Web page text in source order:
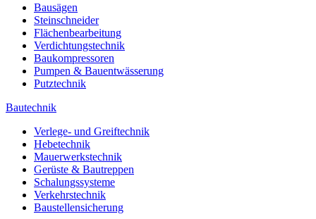
Bausägen
Steinschneider
Flächenbearbeitung
Verdichtungstechnik
Baukompressoren
Pumpen & Bauentwässerung
Putztechnik
Bautechnik
Verlege- und Greiftechnik
Hebetechnik
Mauerwerkstechnik
Gerüste & Bautreppen
Schalungssysteme
Verkehrstechnik
Baustellensicherung